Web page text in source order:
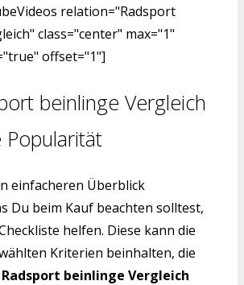
relation="Radsport
class="center" max="1"
offset="1"]
beinlinge Vergleich
einfacheren Überblick
Du beim Kauf beachten solltest,
helfen. Diese kann die
Kriterien beinhalten, die
beinlinge Vergleich